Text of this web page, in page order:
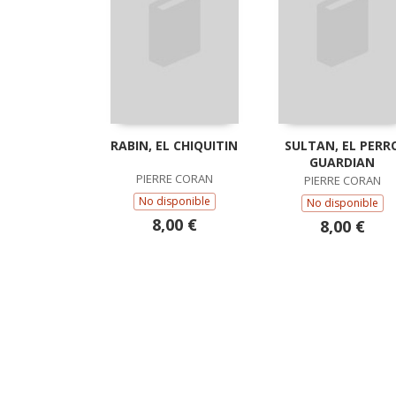
RABIN, EL CHIQUITIN
PIERRE CORAN
No disponible
8,00 €
SULTAN, EL
GUARDIAN
PIERRE CORAN
No disponible
8,00 €